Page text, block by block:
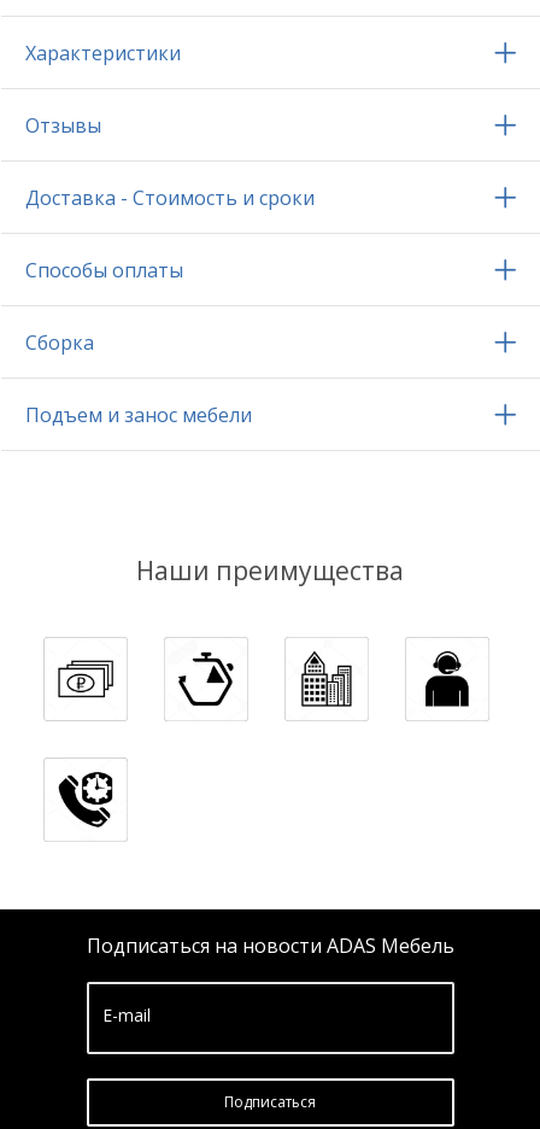
Характеристики
Отзывы
Доставка - Стоимость и сроки
Способы оплаты
Сборка
Подъем и занос мебели
Наши преимущества
Подписаться на новости ADAS Мебель
E-mail
Подписатьcя